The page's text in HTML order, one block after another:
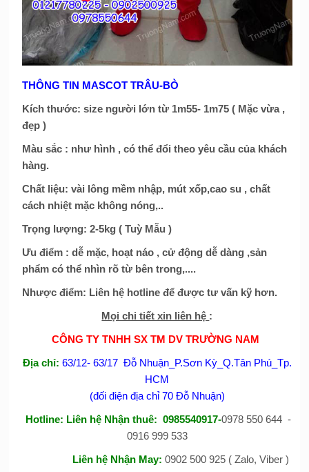
THÔNG TIN MASCOT TRÂU-BÒ
Kích thước: size người lớn từ 1m55- 1m75 ( Mặc vừa ,
đẹp )
Màu sắc : như hình , có thể đổi theo yêu cầu của khách
hàng.
Chất liệu: vài lông mềm nhập, mút xốp,cao su , chất
cách nhiệt mặc không nóng,..
Trọng lượng: 2-5kg ( Tuỳ Mẫu )
Ưu điểm : dễ mặc, hoạt náo , cử động dễ dàng ,sản
phẩm có thể nhìn rõ từ bên trong,....
Nhược điểm: Liên hệ hotline để được tư vấn kỹ hơn.
Mọi chi tiết xin liên hệ :
CÔNG TY TNHH SX TM DV TRƯỜNG NAM
Địachỉ: 63/12- 63/17 Đỗ Nhuận_P.Sơn Kỳ_Q.Tân Phú_Tp.
HCM
(đối điện địa chỉ 70 Đỗ Nhuận)
Hotline: Liên hệ Nhận thuê: 0985540917-0978 550 644 -
0916 999 533
Liên hệ Nhận May: 0902 500 925 ( Zalo, Viber )